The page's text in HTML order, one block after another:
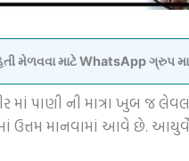
મેળવવા માટે WhatsApp ગ્રુપ
માં પાણી ની માત્રા ખુબ જ
ઉત્તમ માનવામાં આવે છે.